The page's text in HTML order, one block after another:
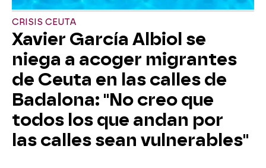
CRISIS CEUTA
Xavier García Albiol se
niega a acoger migrantes
de Ceuta en las calles de
Badalona: "No creo que
todos los que andan por
las calles sean vulnerables"